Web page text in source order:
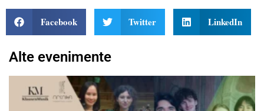
Facebook Twitter LinkedIn
Alte evenimente